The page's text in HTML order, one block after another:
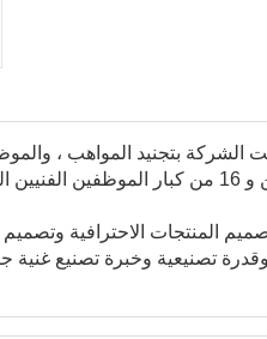
موظفين إداريين محترفين و 16 من
المنتجات الاحترافية
تصنيعية وخبرة تصنيع غنية